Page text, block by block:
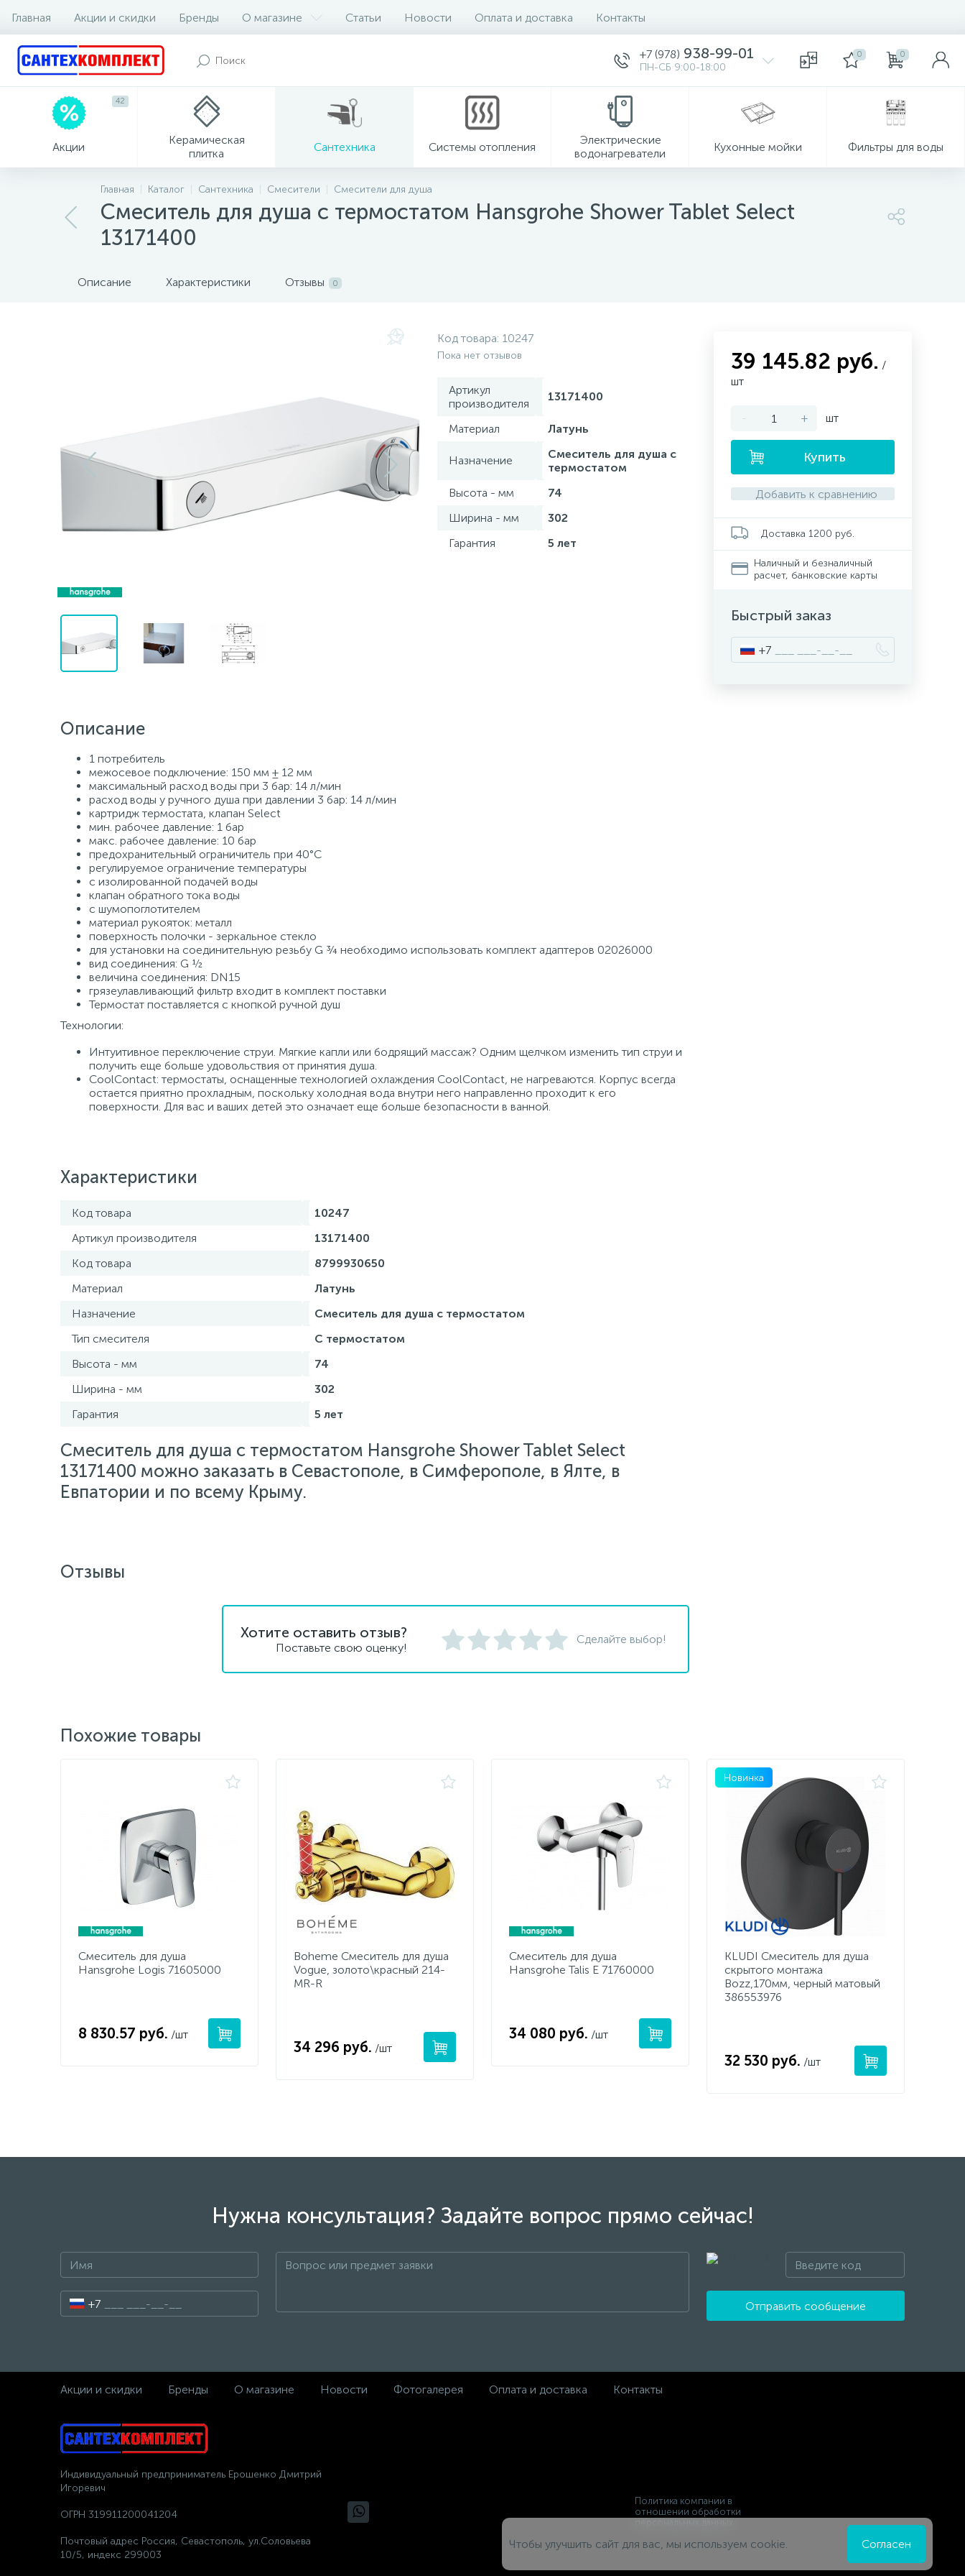
Главная Акции и скидки Бренды О магазине Статьи Новости Оплата и доставка Контакты
+7 (978) 938-99-01
ПН-СБ 9:00-18:00
0 0
Акции
42
Керамическая
плитка
Сантехника Системы отопления
Электрические
водонагреватели
Кухонные мойки Фильтры для воды
Главная Каталог Сантехника Смесители Смесители для душа
Смеситель для душа с термостатом Hansgrohe Shower Tablet Select
13171400
Описание Характеристики Отзывы 0
Код товара: 10247
Пока нет отзывов
Артикул
производителя
13171400
Материал Латунь
Назначение
Смеситель для душа с
термостатом
Высота - мм
74
Ширина - мм
302
Гарантия
5 лет
Описание
1 потребитель
межосевое подключение: 150 мм ± 12 мм
максимальный расход воды при 3 бар: 14 л/мин
расход воды у ручного душа при давлении 3 бар: 14 л/мин
картридж термостата, клапан Select
мин. рабочее давление: 1 бар
макс. рабочее давление: 10 бар
предохранительный ограничитель при 40°C
регулируемое ограничение температуры
с изолированной подачей воды
клапан обратного тока воды
с шумопоглотителем
материал рукояток: металл
поверхность полочки - зеркальное стекло
для установки на соединительную резьбу G ¾ необходимо использовать комплект адаптеров 02026000
вид соединения: G ½
величина соединения: DN15
грязеулавливающий фильтр входит в комплект поставки
Термостат поставляется с кнопкой ручной душ
Технологии:
Интуитивное переключение струи. Мягкие капли или бодрящий массаж? Одним щелчком изменить тип струи и
получить еще больше удовольствия от принятия душа.
CoolContact: термостаты, оснащенные технологией охлаждения CoolContact, не нагреваются. Корпус всегда
остается приятно прохладным, поскольку холодная вода внутри него направленно проходит к его
поверхности. Для вас и ваших детей это означает еще больше безопасности в ванной.
Характеристики
Код товара
10247
Артикул производителя
13171400
Код товара
8799930650
Материал
Латунь
Назначение
Смеситель для душа с термостатом
Тип смесителя
С термостатом
Высота - мм
74
Ширина - мм
302
Гарантия
5 лет
Смеситель для душа с термостатом Hansgrohe Shower Tablet Select
13171400 можно заказать в Севастополе, в Симферополе, в Ялте, в
Евпатории и по всему Крыму.
39 145.82 руб. /
шт
- + шт
Купить
Добавить к сравнению
Доставка 1200 руб.
Наличный и безналичный
расчет, банковские карты
Быстрый заказ
+7
Отзывы
Хотите оставить отзыв?
Поставьте свою оценку!
Сделайте выбор!
Похожие товары
Смеситель для душа
Hansgrohe Logis 71605000
8 830.57 руб. /шт
Boheme Смеситель для душа
Vogue, золото\красный 214-
MR-R
34 296 руб. /шт
Смеситель для душа
Hansgrohe Talis E 71760000
34 080 руб. /шт
Новинка
KLUDI Смеситель для душа
скрытого монтажа
Bozz,170мм, черный матовый
386553976
32 530 руб. /шт
Нужна консультация? Задайте вопрос прямо сейчас!
+7 Отправить сообщение
Акции и скидки Бренды О магазине Новости Фотогалерея Оплата и доставка Контакты
Индивидуальный предприниматель Ерошенко Дмитрий
Игоревич
ОГРН 319911200041204
Почтовый адрес Россия, Севастополь, ул.Соловьева
10/5, индекс 299003
Политика компании в
отношении обработки
Чтобы улучшить сайт для вас, мы используем cookie. Согласен